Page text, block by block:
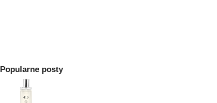
Popularne posty